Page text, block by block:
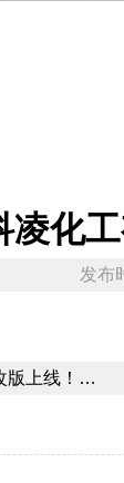
凌化
发布
版上线！…